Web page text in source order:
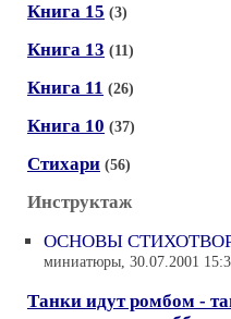
Книга 15 (3)
Книга 13 (11)
Книга 11 (26)
Книга 10 (37)
Стихари (56)
Инструктаж
ОСНОВЫ
миниатюры, 30.07.2001
Танки идут ромбом -